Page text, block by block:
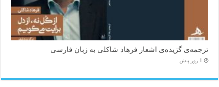
ترجمه‌ی گزیده‌‌ی اشعار فرهاد شاکلی به زبان فارسی
1 روز پیش